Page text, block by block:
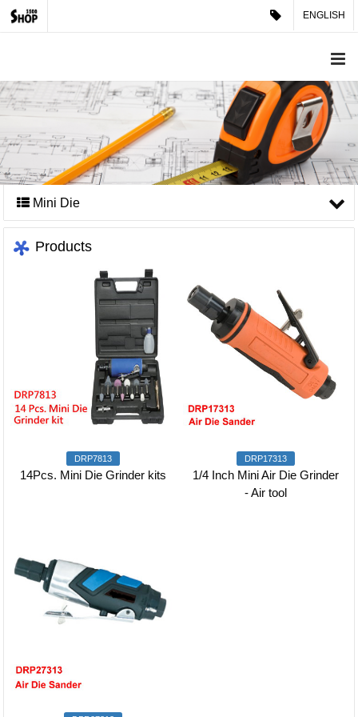
ENGLISH
Mini Die
Products
DRP7813
14Pcs. Mini Die Grinder kits
DRP17313
1/4 Inch Mini Air Die Grinder
- Air tool